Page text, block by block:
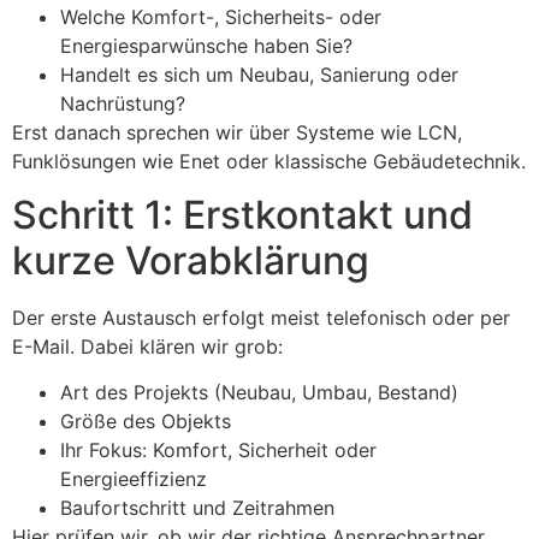
Welche Komfort-, Sicherheits- oder
Energiesparwünsche haben Sie?
Handelt es sich um Neubau, Sanierung oder
Nachrüstung?
Erst danach sprechen wir über Systeme wie LCN,
Funklösungen wie Enet oder klassische Gebäudetechnik.
Schritt 1: Erstkontakt und
kurze Vorabklärung
Der erste Austausch erfolgt meist telefonisch oder per
E-Mail. Dabei klären wir grob:
Art des Projekts (Neubau, Umbau, Bestand)
Größe des Objekts
Ihr Fokus: Komfort, Sicherheit oder
Energieeffizienz
Baufortschritt und Zeitrahmen